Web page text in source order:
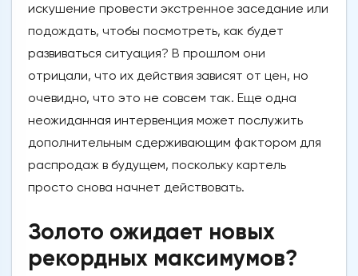
искушение провести экстренное заседание или
подождать, чтобы посмотреть, как будет
развиваться ситуация? В прошлом они
отрицали, что их действия зависят от цен, но
очевидно, что это не совсем так. Еще одна
неожиданная интервенция может послужить
дополнительным сдерживающим фактором для
распродаж в будущем, поскольку картель
просто снова начнет действовать.
Золото ожидает новых
рекордных максимумов?